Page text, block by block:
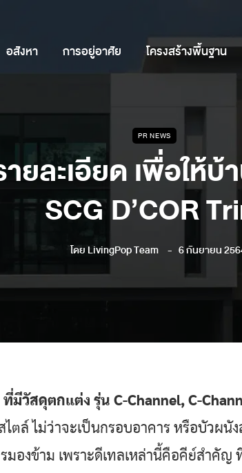
อสังหา การอยู่อาศัย โครงสร้างพื้นฐาน
PR NEWS
ายละเอียด เพื่อให้
SCG D’COR
โดยLivingPop Team 6 กันยายน
ที่มีวัสดุตกแต่ง รุ่น C-Channel, C-
ล์ ไม่ว่าจะเป็นกรอบอาคาร หรือบัวผนั
มองข้าม เพราะดีเทลเหล่านี้คือคีย์สำคัญ